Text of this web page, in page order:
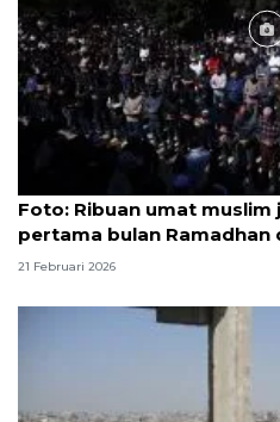
Foto: Ribuan umat muslim
pertama bulan Ramadhan
21 Februari 2026